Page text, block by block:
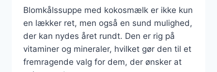
Blomkålssuppe med kokosmælk er ikke kun
en lækker ret, men også en sund mulighed,
der kan nydes året rundt. Den er rig på
vitaminer og mineraler, hvilket gør den til et
fremragende valg for dem, der ønsker at